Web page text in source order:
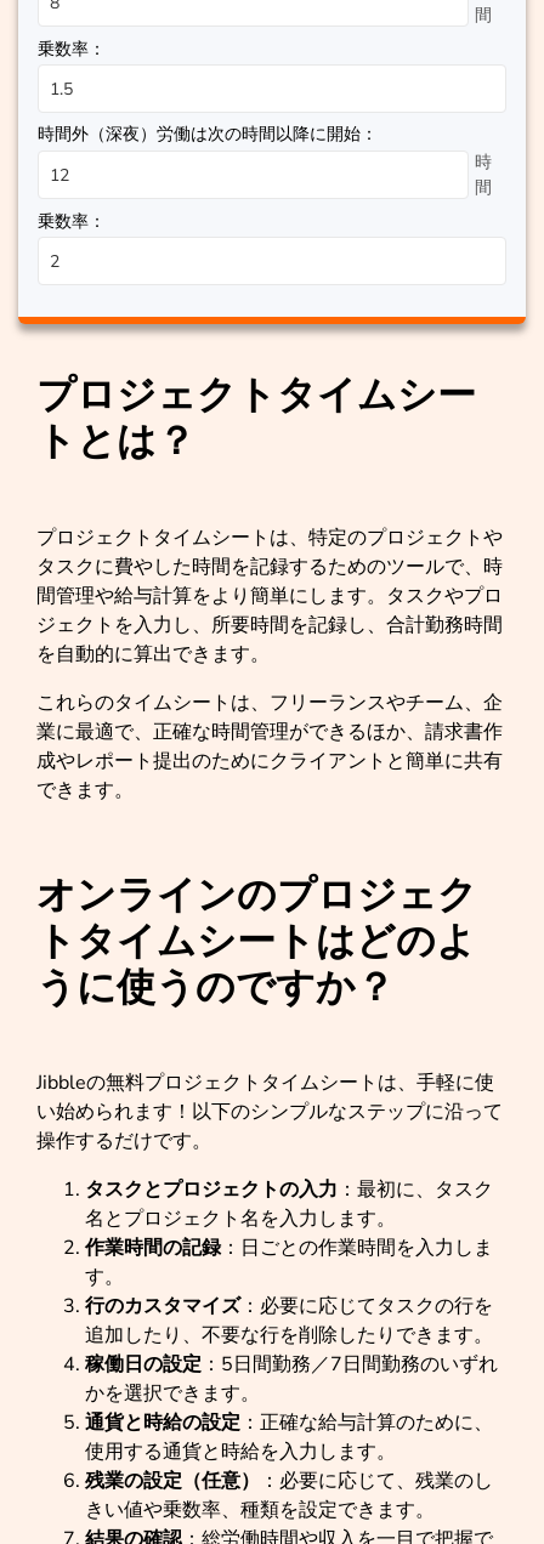
間
乗数率：
時間外（深夜）労働は次の時間以降に開始：
時
間
乗数率：
プロジェクトタイムシー
トとは？
プロジェクトタイムシートは、特定のプロジェクトや
タスクに費やした時間を記録するためのツールで、時
間管理や給与計算をより簡単にします。タスクやプロ
ジェクトを入力し、所要時間を記録し、合計勤務時間
を自動的に算出できます。
これらのタイムシートは、フリーランスやチーム、企
業に最適で、正確な時間管理ができるほか、請求書作
成やレポート提出のためにクライアントと簡単に共有
できます。
オンラインのプロジェク
トタイムシートはどのよ
うに使うのですか？
Jibbleの無料プロジェクトタイムシートは、手軽に使
い始められます！以下のシンプルなステップに沿って
操作するだけです。
タスクとプロジェクトの入力 ：最初に、タスク
名とプロジェクト名を入力します。
作業時間の記録：日ごとの作業時間を入力しま
す。
行のカスタマイズ：必要に応じてタスクの行を
追加したり、不要な行を削除したりできます。
稼働日の設定 ：5日間勤務／7日間勤務のいずれ
かを選択できます。
通貨と時給の設定 ：正確な給与計算のために、
使用する通貨と時給を入力します。
残業の設定（任意）
：必要に応じて、残業のし
きい値や乗数率、種類を設定できます。